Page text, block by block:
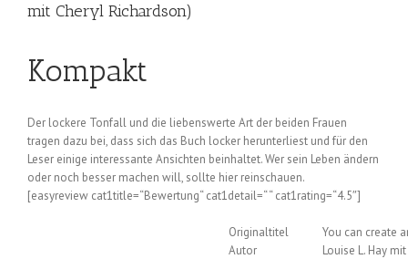
mit Cheryl Richardson)
Kompakt
Der lockere Tonfall und die liebenswerte Art der beiden Frauen
tragen dazu bei, dass sich das Buch locker herunterliest und für den
Leser einige interessante Ansichten beinhaltet. Wer sein Leben ändern
oder noch besser machen will, sollte hier reinschauen.
[easyreview cat1title=“Bewertung“ cat1detail=“ “ cat1rating=“4.5″]
Originaltitel
You can create
Autor
Louise L. Hay